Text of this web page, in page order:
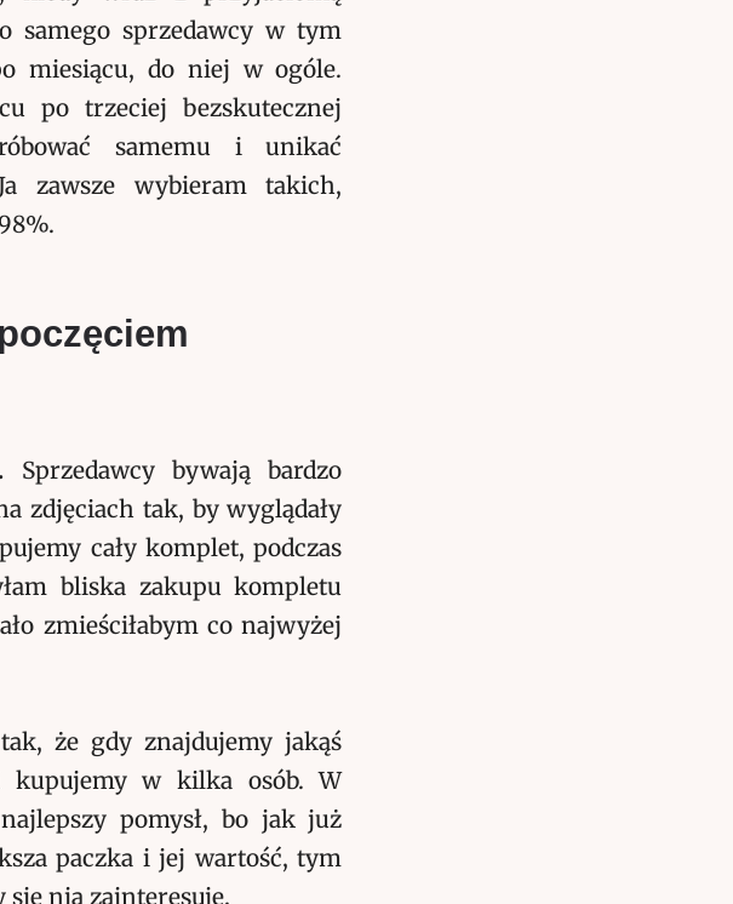
samego sprzedawcy w tym
miesiącu, do niej w ogóle.
po trzeciej bezskutecznej
samemu i unikać
zawsze wybieram takich,
Sprzedawcy bywają bardzo
zdjęciach tak, by wyglądały
cały komplet, podczas
bliska zakupu kompletu
zmieściłabym co najwyżej
że gdy znajdujemy jakąś
kupujemy w kilka osób. W
pomysł, bo jak już
paczka i jej wartość, tym
się nią zainteresuje.